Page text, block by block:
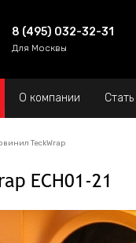
8 (495) 032-32-31
Для Москвы
О компании
TeckWrap
ECH01-21